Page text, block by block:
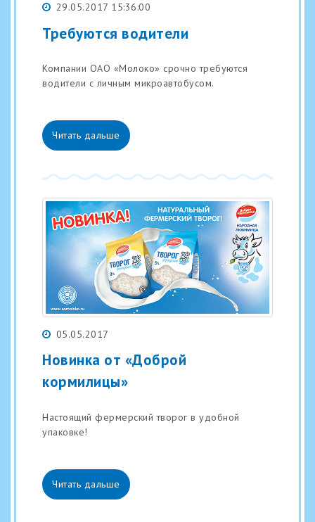
29.05.2017 15:36:00
Требуются водители
Компании ОАО «Молоко» срочно требуются
водители с личным микроавтобусом.
Читать дальше
05.05.2017
Новинка от «Доброй
кормилицы»
Настоящий фермерский творог в удобной
упаковке!
Читать дальше